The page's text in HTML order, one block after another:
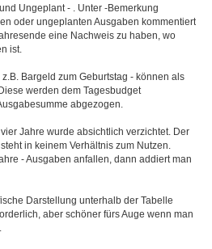
Ungeplant - . Unter -Bemerkung
oder ungeplanten Ausgaben kommentiert
eine Nachweis zu haben, wo
ist.
Bargeld zum Geburtstag - können als
werden dem Tagesbudget
abgezogen.
Jahre wurde absichtlich verzichtet. Der
in keinem Verhältnis zum Nutzen.
- Ausgaben anfallen, dann addiert man
Darstellung unterhalb der Tabelle
aber schöner fürs Auge wenn man